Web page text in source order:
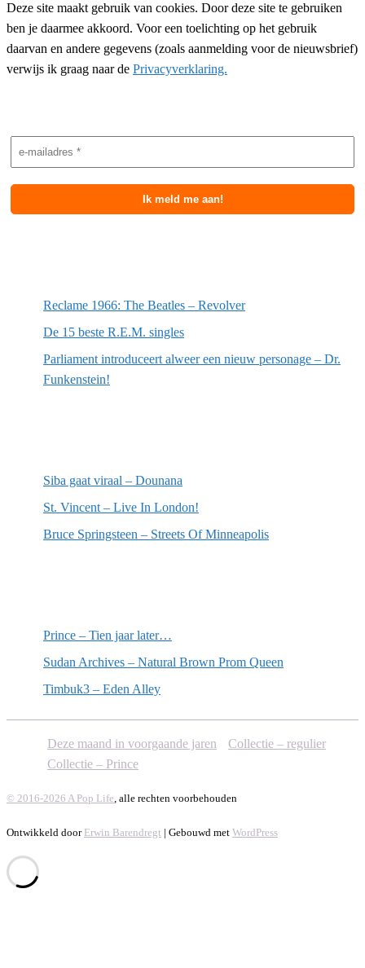
Deze site maakt gebruik van cookies. Door deze site te gebruiken
ben je daarmee akkoord. Voor een toelichting op het gebruik
daarvan en andere gegevens (zoals aanmelding voor de nieuwsbrief)
verwijs ik graag naar de Privacyverklaring.
Reclame 1966: The Beatles – Revolver
De 15 beste R.E.M. singles
Parliament introduceert alweer een nieuw personage – Dr.
Funkenstein!
Siba gaat viraal – Dounana
St. Vincent – Live In London!
Bruce Springsteen – Streets Of Minneapolis
Prince – Tien jaar later…
Sudan Archives – Natural Brown Prom Queen
Timbuk3 – Eden Alley
Deze maand in voorgaande jaren
Collectie – regulier
Collectie – Prince
© 2016-2026 A Pop Life , alle rechten voorbehouden
Ontwikkeld door Erwin Barendregt | Gebouwd met WordPress